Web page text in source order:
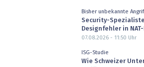
Bisher unbekannte
Security-
Designfehler in
07.08.2026 - 11:50 Uhr
ISG-Studie
Wie Schweizer